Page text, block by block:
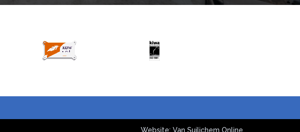
Website: Van Suilichem Online